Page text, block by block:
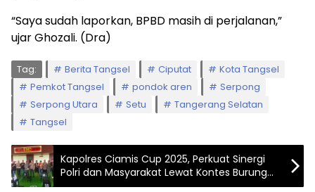
“Saya sudah laporkan, BPBD masih di perjalanan,”
ujar Ghozali. (Dra)
Tag: Berita Tangsel Ciputat
Kota Tangsel
Pemkot Tangsel
pondok aren
Serpong
Serpong Utara
Setu
Tangerang Selatan
Tangsel
Kapolres Ciamis Cup 2025, Perkuat Sinergi
Polri dan Masyarakat Lewat Kontes Burung
Berkicau Nasional